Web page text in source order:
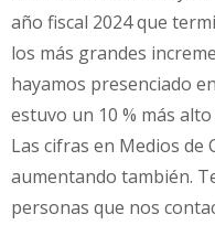
año fiscal 2024 que
los más grandes
hayamos presenciado
estuvo un 10 % más
Las cifras en Medios de
aumentando también.
personas que nos